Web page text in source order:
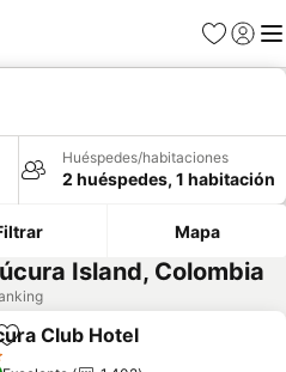
Favoritos
Iniciar
Huéspedes/habitaciones
2 huéspedes, 1 habitación
Mapa
Island, Colombia
Agregar a favoritos
Club Hotel